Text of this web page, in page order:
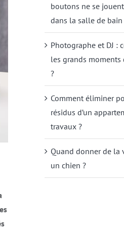
boutons ne se
dans la salle de bain
Photographe et DJ :
les grands moments
?
Comment éliminer
résidus d’un
travaux ?
Quand donner de la
un chien ?